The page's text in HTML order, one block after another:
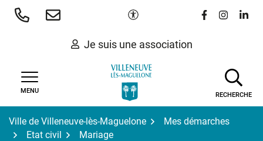
Aller
Paramètres d'accessibilité
Lien vers le
Lien vers
Lien
Je suis une association
MENU
RECHERCHE
Ville de Villeneuve-lès-Maguelone
Mes démarches
Etat civil
Mariage